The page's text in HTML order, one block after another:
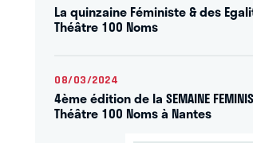
La quinzaine Féministe & des
Théâtre 100 Noms
08/03/2024
4ème édition de la SEMAINE
Théâtre 100 Noms à Nantes